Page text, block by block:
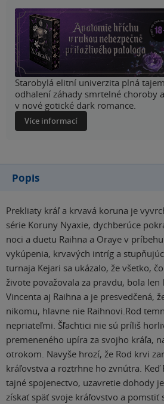
Starobylá elitní univerzita plná
odhalení záhady smrtelné choroby
v nové gotické dark romance.
Více informací
Popis
Prekliaty kráľ a krvavá koruna je
série Koruny Nyaxie, dychberúce
noci a duetu Raihna a Oraye v
vykúpenia, krvavých intríg a
turnaja Kejari sa ukázalo, že všetko,
živote považovala za pravdu, bola len
Vincenta aj Raihna a je presvedčená,
nikomu, hlavne nie Raihnovi.Rod
nepriateľmi. Šľachtici nie sú príliš
premeneného upíra za svojho kráľa,
otrokom. Navyše hrozí, že Rod krvi
kráľovstva a roztrhne ho zvnútra. Keď
tajné spojenectvo, uzavretie dohody
získať späť svoje kráľovstvo a pomstiť